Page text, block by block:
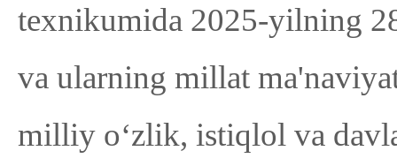
texnikumida 2025-yilning
va ularning millat
milliy o‘zlik, istiqlol va